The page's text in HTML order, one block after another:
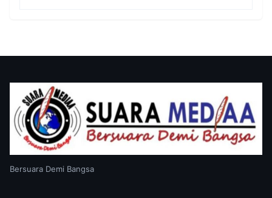
Bersuara Demi Bangsa